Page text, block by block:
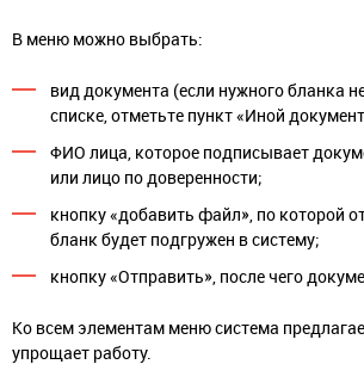
В меню можно выбрать:
вид документа (если нужного бланка
списке, отметьте пункт «Иной
ФИО лица, которое подписывает
или лицо по доверенности;
кнопку «добавить файл», по которой
бланк будет подгружен в систему;
кнопку «Отправить», после чего
Ко всем элементам меню система
упрощает работу.